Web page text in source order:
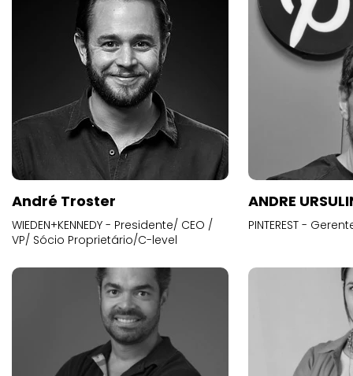
André Troster
WIEDEN+KENNEDY - Presidente/ CEO /
VP/ Sócio Proprietário/C-level
ANDRE
PINTEREST -